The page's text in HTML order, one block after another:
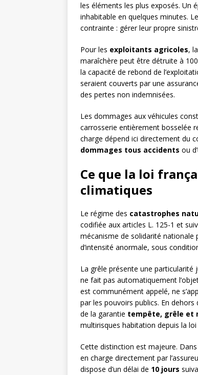
les éléments les plus exposés. Un
inhabitable en quelques minutes.
contrainte : gérer leur propre
Pour les exploitants agricoles,
maraîchère peut être détruite à
la capacité de rebond de
seraient couverts par une
des pertes non indemnisées.
Les dommages aux véhicules
carrosserie entièrement bosselée
charge dépend ici directement du
dommages tous accidents ou
Ce que la loi
climatiques
Le régime des catastrophes
codifiée aux articles L. 125-1 et
mécanisme de solidarité nationale
d’intensité anormale, sous
La grêle présente une
ne fait pas automatiquement
est communément appelé, ne
par les pouvoirs publics. En
de la garantie tempête, grêle et
multirisques habitation depuis la loi
Cette distinction est majeure.
en charge directement par
dispose d’un délai de 10 jours